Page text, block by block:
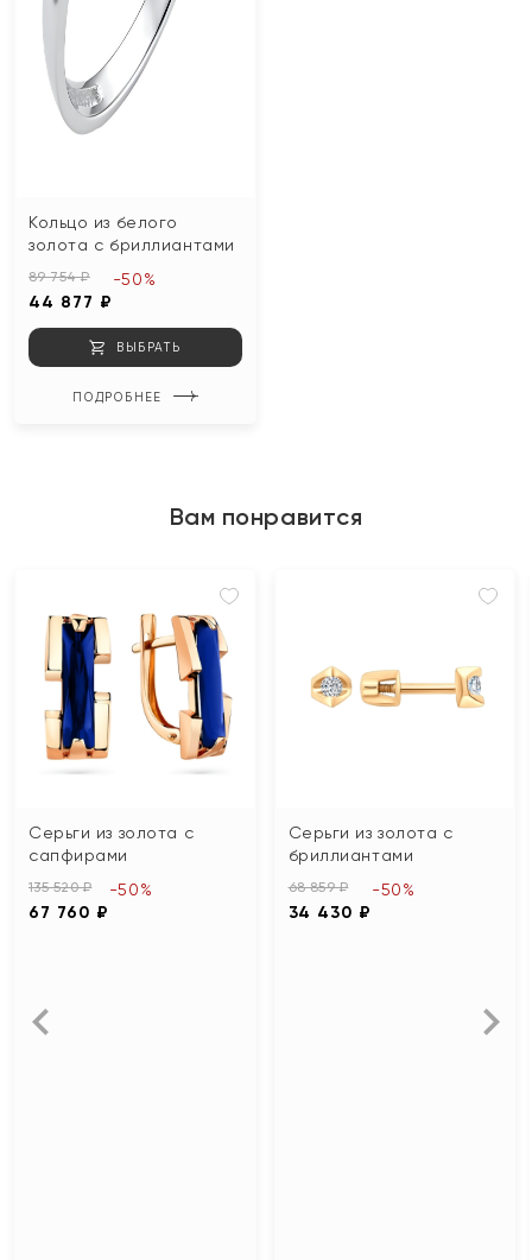
Кольцо из белого
золота с бриллиантами
89 754 ₽
44 877 ₽
-50%
ВЫБРАТЬ
ПОДРОБНЕЕ
Вам понравится
Серьги из золота с
сапфирами
135 520 ₽
67 760 ₽
-50%
Серьги из золота с
бриллиантами
68 859 ₽
34 430 ₽
-50%